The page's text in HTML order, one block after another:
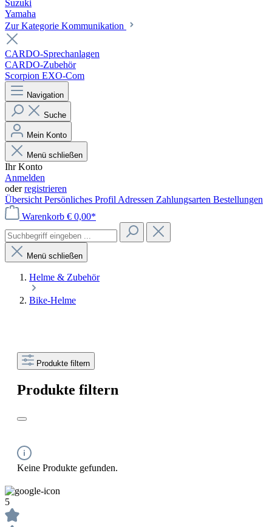
Suzuki
Yamaha
Zur Kategorie Kommunikation
CARDO-Sprechanlagen
CARDO-Zubehör
Scorpion EXO-Com
Navigation
Suche
Mein Konto
Menü schließen
Ihr Konto
Anmelden
oderregistrieren
Übersicht Persönliches Profil Adressen Zahlungsarten Bestellungen
Warenkorb € 0,00*
Menü schließen
Helme & Zubehör
Bike-Helme
Produkte filtern
Produkte filtern
Keine Produkte gefunden.
5